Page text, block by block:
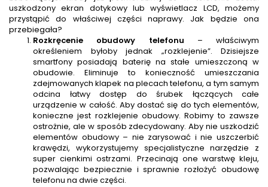
uszkodzony ekran dotykowy lub wyświetlacz LCD, możemy
przystąpić do właściwej części naprawy. Jak będzie ona
przebiegała?
Rozkręcenie obudowy telefonu – właściwym
określeniem byłoby jednak „rozklejenie”. Dzisiejsze
smartfony posiadają baterię na stałe umieszczoną w
obudowie. Eliminuje to konieczność umieszczania
zdejmowanych klapek na plecach telefonu, a tym samym
odcina łatwy dostęp do śrubek łączących całe
urządzenie w całość. Aby dostać się do tych elementów,
konieczne jest rozklejenie obudowy. Robimy to zawsze
ostrożnie, ale w sposób zdecydowany. Aby nie uszkodzić
elementów obudowy – nie zarysować i nie uszczerbić
krawędzi, wykorzystujemy specjalistyczne narzędzie z
super cienkimi ostrzami. Przecinają one warstwę kleju,
pozwalając bezpiecznie i sprawnie rozłożyć obudowę
telefonu na dwie części.